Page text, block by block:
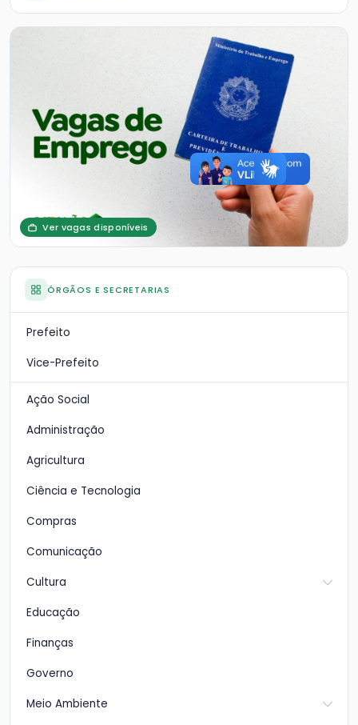
Ver vagas disponíveis
ÓRGÃOS E SECRETARIAS
Prefeito
Vice-Prefeito
Ação Social
Administração
Agricultura
Ciência e Tecnologia
Compras
Comunicação
Cultura
Educação
Finanças
Governo
Meio Ambiente